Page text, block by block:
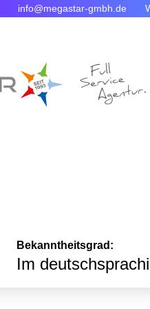
info@megastar-gmbh.de
Bekanntheitsgrad: